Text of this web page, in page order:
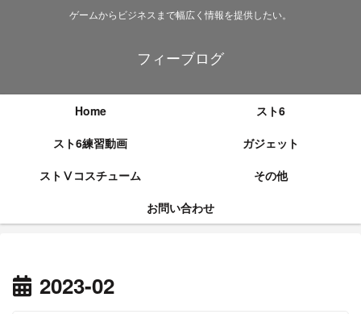
ゲームからビジネスまで幅広く情報を提供したい。
フィーブログ
Home
スト6
スト6練習動画
ガジェット
ストⅤコスチューム
その他
お問い合わせ
2023-02